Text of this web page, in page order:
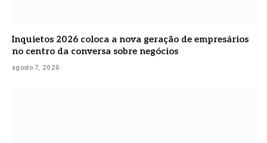
Inquietos 2026 coloca a nova geração de empresários
no centro da conversa sobre negócios
agosto 7, 2026